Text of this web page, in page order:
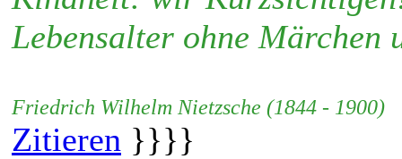
Lebensalter ohne Märchen
Friedrich Wilhelm Nietzsche (1844 - 1900)
Zitieren }}}}